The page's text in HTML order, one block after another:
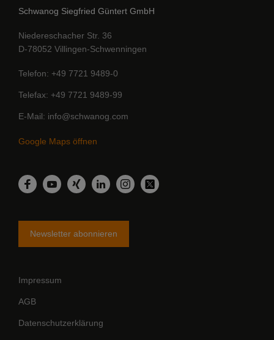
Schwanog Siegfried Güntert GmbH
Niedereschacher Str. 36
D-78052 Villingen-Schwenningen
Telefon +49 7721 9489-0
Telefax +49 7721 9489-99
E-Mail info@schwanog.com
Google Maps öffnen
Facebook
YouTubeXing LinkedInInstagram
Twitter
Newsletter abonnieren
Impressum
AGB
Datenschutzerklärung